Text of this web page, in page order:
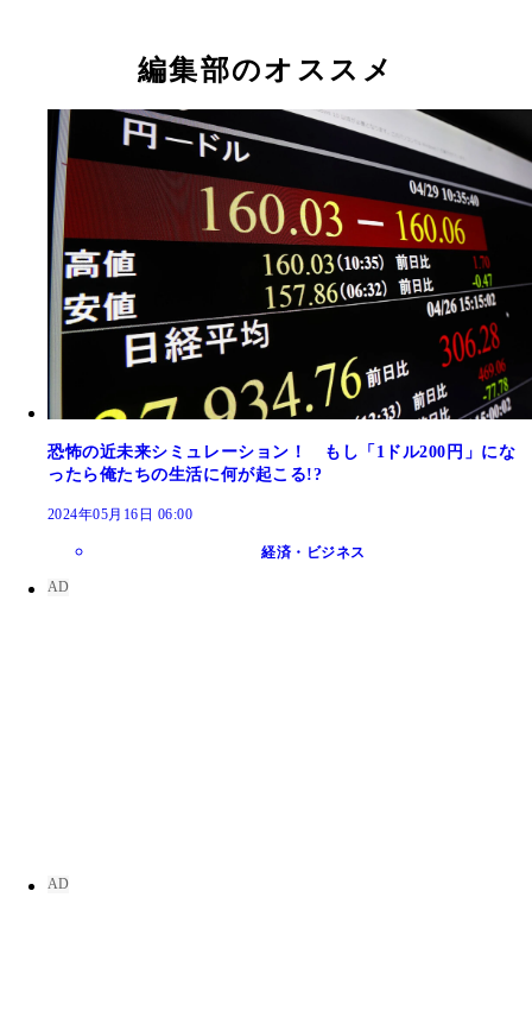
編集部のオススメ
恐怖の近未来シミュレーション！ もし「1ドル200円」にな
ったら俺たちの生活に何が起こる!?
2024年05月16日 06:00
経済・ビジネス